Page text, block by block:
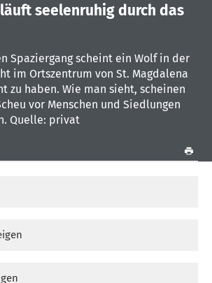
seelenruhig durch das
Spaziergang scheint ein Wolf in der
im Ortszentrum von St. Magdalena
zu haben. Wie man sieht, scheinen
vor Menschen und Siedlungen
Quelle: privat